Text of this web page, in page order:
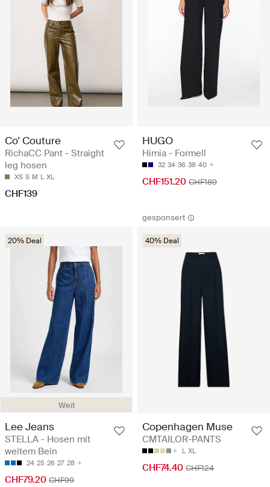
Co' Couture
RichaCC Pant - Straight
leg hosen
XS S M L XL
CHF139
HUGO
Himia - Formell
32 34 36 38 40
CHF151.20 CHF189
Weit
20% Deal
Lee Jeans
STELLA - Hosen mit
weitem Bein
24 25 26 27 28
CHF79.20 CHF99
gesponsert
40% Deal
Copenhagen Muse
CMTAILOR-PANTS
L XL
CHF74.40 CHF124